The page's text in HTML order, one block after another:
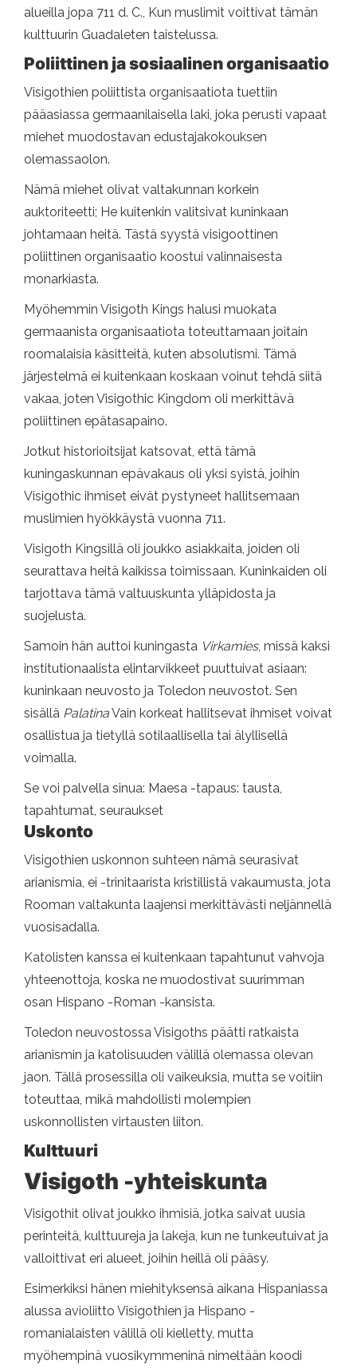
alueilla jopa 711 d. C., Kun muslimit voittivat tämän
kulttuurin Guadaleten taistelussa.
Poliittinen ja sosiaalinen organisaatio
Visigothien poliittista organisaatiota tuettiin
pääasiassa germaanilaisella laki, joka perusti vapaat
miehet muodostavan edustajakokouksen
olemassaolon.
Nämä miehet olivat valtakunnan korkein
auktoriteetti; He kuitenkin valitsivat kuninkaan
johtamaan heitä. Tästä syystä visigoottinen
poliittinen organisaatio koostui valinnaisesta
monarkiasta.
Myöhemmin Visigoth Kings halusi muokata
germaanista organisaatiota toteuttamaan joitain
roomalaisia ​​käsitteitä, kuten absolutismi. Tämä
järjestelmä ei kuitenkaan koskaan voinut tehdä siitä
vakaa, joten Visigothic Kingdom oli merkittävä
poliittinen epätasapaino.
Jotkut historioitsijat katsovat, että tämä
kuningaskunnan epävakaus oli yksi syistä, joihin
Visigothic ihmiset eivät pystyneet hallitsemaan
muslimien hyökkäystä vuonna 711.
Visigoth Kingsillä oli joukko asiakkaita, joiden oli
seurattava heitä kaikissa toimissaan. Kuninkaiden oli
tarjottava tämä valtuuskunta ylläpidosta ja
suojelusta.
Samoin hän auttoi kuningasta Virkamies, missä kaksi
institutionaalista elintarvikkeet puuttuivat asiaan:
kuninkaan neuvosto ja Toledon neuvostot. Sen
sisällä PalatinaVain korkeat hallitsevat ihmiset voivat
osallistua ja tietyllä sotilaallisella tai älyllisellä
voimalla.
Se voi palvella sinua: Maesa -tapaus: tausta,
tapahtumat, seuraukset
Uskonto
Visigothien uskonnon suhteen nämä seurasivat
arianismia, ei -trinitaarista kristillistä vakaumusta, jota
Rooman valtakunta laajensi merkittävästi neljännellä
vuosisadalla.
Katolisten kanssa ei kuitenkaan tapahtunut vahvoja
yhteenottoja, koska ne muodostivat suurimman
osan Hispano -Roman -kansista.
Toledon neuvostossa Visigoths päätti ratkaista
arianismin ja katolisuuden välillä olemassa olevan
jaon. Tällä prosessilla oli vaikeuksia, mutta se voitiin
toteuttaa, mikä mahdollisti molempien
uskonnollisten virtausten liiton.
Kulttuuri
Visigoth -yhteiskunta
Visigothit olivat joukko ihmisiä, jotka saivat uusia
perinteitä, kulttuureja ja lakeja, kun ne tunkeutuivat ja
valloittivat eri alueet, joihin heillä oli pääsy.
Esimerkiksi hänen miehityksensä aikana Hispaniassa
alussa avioliitto Visigothien ja Hispano -
romanialaisten välillä oli kielletty, mutta
myöhempinä vuosikymmeninä nimeltään koodi